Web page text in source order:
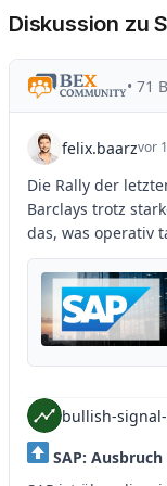
Diskussion zu